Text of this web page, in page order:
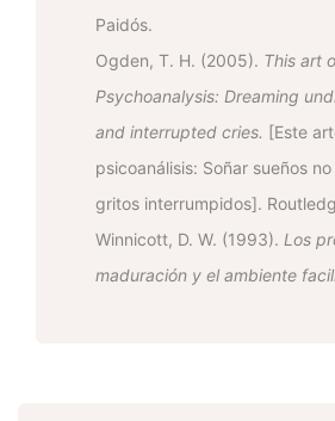
Paidós.
Ogden, T. H. (2005). This art
Psychoanalysis: Dreaming
and interrupted cries. [Este
psicoanálisis: Soñar sueños
gritos interrumpidos].
Winnicott, D. W. (1993). Los
maduración y el ambiente